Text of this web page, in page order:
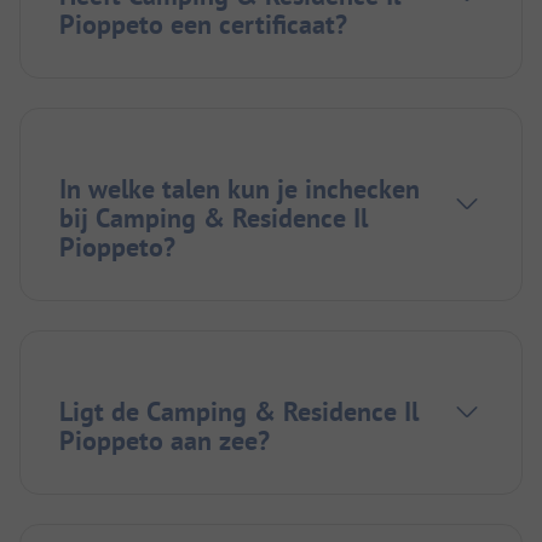
Pioppeto een certificaat?
In welke talen kun je inchecken
bij Camping & Residence Il
Pioppeto?
Ligt de Camping & Residence Il
Pioppeto aan zee?